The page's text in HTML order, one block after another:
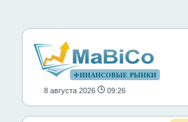
ФИНАНСОВЫЕ РЫНКИ
8 августа 2026 09:26